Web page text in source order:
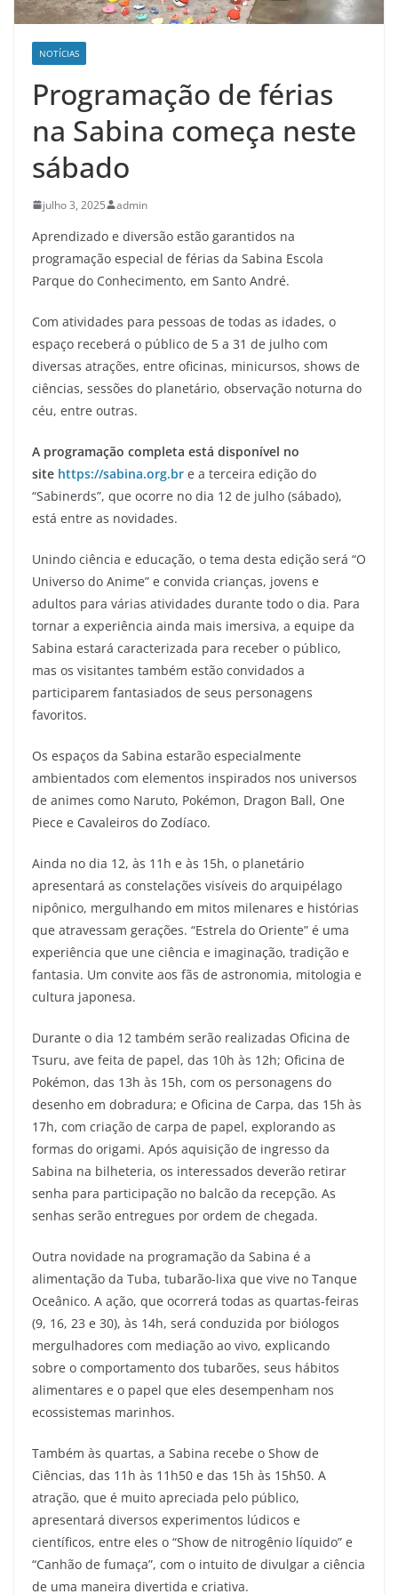
NOTÍCIAS
Programação de férias
na Sabina começa neste
sábado
julho 3, 2025 admin
Aprendizado e diversão estão garantidos na
programação especial de férias da Sabina Escola
Parque do Conhecimento, em Santo André.
Com atividades para pessoas de todas as idades, o
espaço receberá o público de 5 a 31 de julho com
diversas atrações, entre oficinas, minicursos, shows de
ciências, sessões do planetário, observação noturna do
céu, entre outras.
A programação completa está disponível no
site https://sabina.org.br e a terceira edição do
“Sabinerds”, que ocorre no dia 12 de julho (sábado),
está entre as novidades.
Unindo ciência e educação, o tema desta edição será “O
Universo do Anime” e convida crianças, jovens e
adultos para várias atividades durante todo o dia. Para
tornar a experiência ainda mais imersiva, a equipe da
Sabina estará caracterizada para receber o público,
mas os visitantes também estão convidados a
participarem fantasiados de seus personagens
favoritos.
Os espaços da Sabina estarão especialmente
ambientados com elementos inspirados nos universos
de animes como Naruto, Pokémon, Dragon Ball, One
Piece e Cavaleiros do Zodíaco.
Ainda no dia 12, às 11h e às 15h, o planetário
apresentará as constelações visíveis do arquipélago
nipônico, mergulhando em mitos milenares e histórias
que atravessam gerações. “Estrela do Oriente” é uma
experiência que une ciência e imaginação, tradição e
fantasia. Um convite aos fãs de astronomia, mitologia e
cultura japonesa.
Durante o dia 12 também serão realizadas Oficina de
Tsuru, ave feita de papel, das 10h às 12h; Oficina de
Pokémon, das 13h às 15h, com os personagens do
desenho em dobradura; e Oficina de Carpa, das 15h às
17h, com criação de carpa de papel, explorando as
formas do origami. Após aquisição de ingresso da
Sabina na bilheteria, os interessados deverão retirar
senha para participação no balcão da recepção. As
senhas serão entregues por ordem de chegada.
Outra novidade na programação da Sabina é a
alimentação da Tuba, tubarão-lixa que vive no Tanque
Oceânico. A ação, que ocorrerá todas as quartas-feiras
(9, 16, 23 e 30), às 14h, será conduzida por biólogos
mergulhadores com mediação ao vivo, explicando
sobre o comportamento dos tubarões, seus hábitos
alimentares e o papel que eles desempenham nos
ecossistemas marinhos.
Também às quartas, a Sabina recebe o Show de
Ciências, das 11h às 11h50 e das 15h às 15h50. A
atração, que é muito apreciada pelo público,
apresentará diversos experimentos lúdicos e
científicos, entre eles o “Show de nitrogênio líquido” e
“Canhão de fumaça”, com o intuito de divulgar a ciência
de uma maneira divertida e criativa.